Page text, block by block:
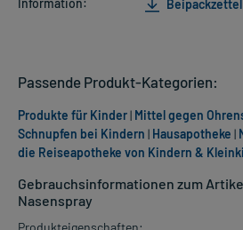
Information:
Beipackzettel
Gebrauchsinformationen zum
Nasenspray
Produkteigenschaften:
Passende Produkt-Kategorien:
Produkte für Kinder| Mittel gegen
Schnupfen bei Kindern | Hausapotheke |
die Reiseapotheke von Kindern &